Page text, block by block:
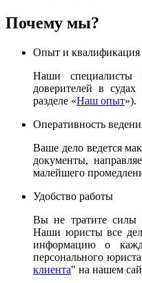
Почему мы?
Опыт и квалификация
Наши
доверителей в
разделе «Наш опыт»).
Оперативность
Ваше дело ведется
документы,
малейшего
Удобство работы
Вы не тратите силы
Наши юристы все
информацию о
персонального
клиента" на нашем